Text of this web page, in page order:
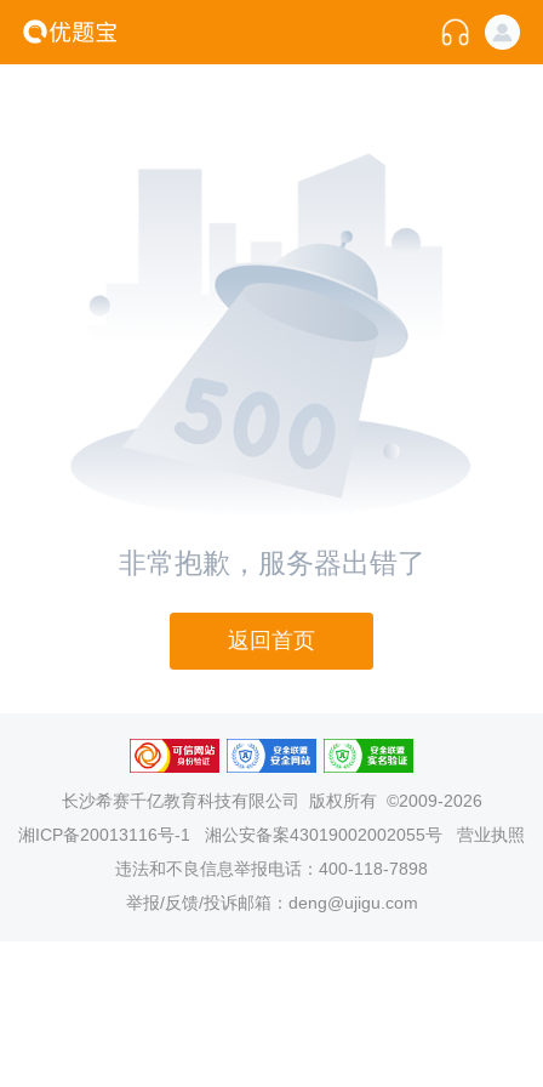
非常抱歉，服务器出错了
返回首页
长沙希赛千亿教育科技有限公司
版权所有 ©2009-2026
湘ICP备20013116号-1
湘公安备案43019002002055号
营业执照
违法和不良信息举报电话：400-118-7898
举报/反馈/投诉邮箱：deng@ujigu.com